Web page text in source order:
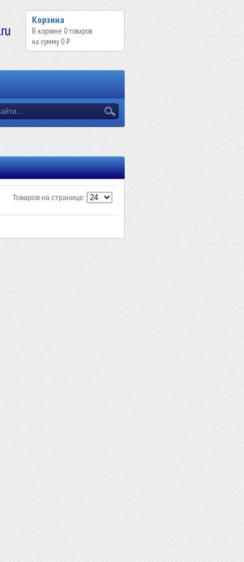
Корзина
В корзине 0товаров
на сумму 0 ₽
Товаров на странице: